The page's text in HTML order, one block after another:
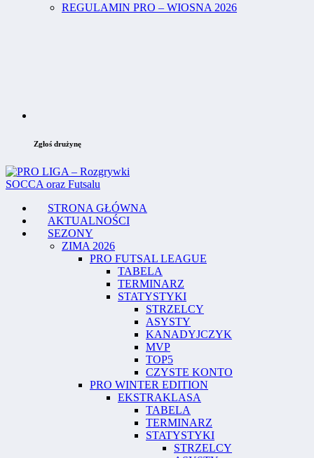
REGULAMIN PRO – WIOSNA 2026
Zgłoś drużynę
STRONA GŁÓWNA
AKTUALNOŚCI
SEZONY
ZIMA 2026
PRO FUTSAL LEAGUE
TABELA
TERMINARZ
STATYSTYKI
STRZELCY
ASYSTY
KANADYJCZYK
MVP
TOP5
CZYSTE KONTO
PRO WINTER EDITION
EKSTRAKLASA
TABELA
TERMINARZ
STATYSTYKI
STRZELCY